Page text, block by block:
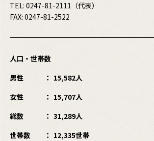
TEL: 0247-81-2111 （代表）
FAX: 0247-81-2522
人口・世帯数
男性
15,582人
女性
15,707人
総数
31,289人
世帯数
12,335世帯